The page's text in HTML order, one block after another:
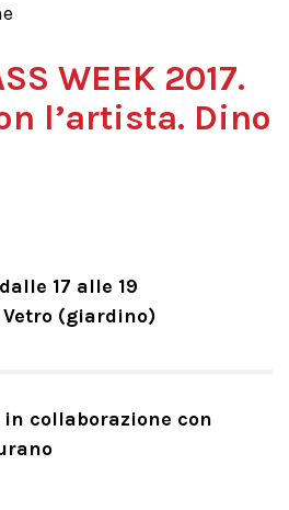
WEEK 2017.
l’artista. Dino
17 alle 19
(giardino)
collaborazione con